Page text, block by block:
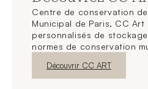
Centre de conservation
Municipal de Paris, CC
personnalisés de
normes de conservation
Nouvelle fenêtre
Découvrir CC ART